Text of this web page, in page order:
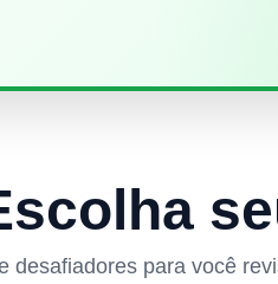
desafiadores para você